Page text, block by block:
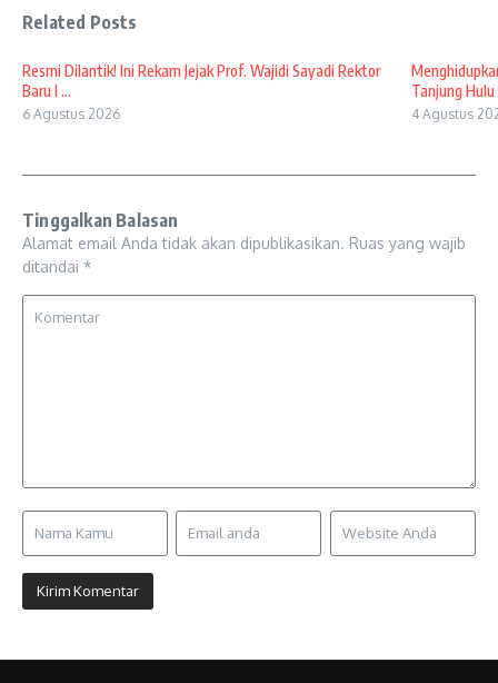
Related Posts
Resmi Dilantik! Ini Rekam Jejak Prof. Wajidi Sayadi Rektor
Baru I ...
6 Agustus 2026
Tanjung Hulu
4 Agustus
Tinggalkan Balasan
Alamat email Anda tidak akan dipublikasikan. Ruas yang wajib
ditandai *